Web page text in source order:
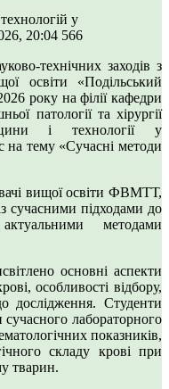
у
20:04 566
технічних заходів з
освіти «Подільський
року на філії кафедри
патології та хірургії
і технології у
на тему «Сучасні методи
вищої освіти ФВМТТ,
сучасними підходами до
методами
основні аспекти
особливості відбору,
дослідження. Студенти
лабораторного
показників,
складу крові при
тварин.